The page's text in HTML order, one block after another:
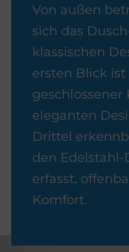
Von außen
sich das
klassischen
ersten Blick
eleganten
Drittel
den
erfasst,
Komfort.